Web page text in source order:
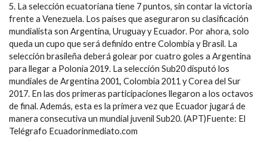
5. La selección ecuatoriana tiene 7 puntos, sin contar la victoria
frente a Venezuela. Los países que aseguraron su clasificación
mundialista son Argentina, Uruguay y Ecuador. Por ahora, solo
queda un cupo que será definido entre Colombia y Brasil. La
selección brasileña deberá golear por cuatro goles a Argentina
para llegar a Polonia 2019. La selección Sub20 disputó los
mundiales de Argentina 2001, Colombia 2011 y Corea del Sur
2017. En las dos primeras participaciones llegaron a los octavos
de final. Además, esta es la primera vez que Ecuador jugará de
manera consecutiva un mundial juvenil Sub20. (APT)Fuente: El
Telégrafo Ecuadorinmediato.com